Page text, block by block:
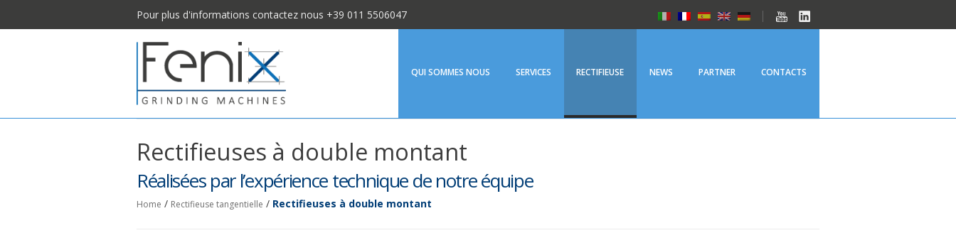
Pour plus d'informations contactez nous +39 011 5506047
QUI SOMMES NOUS SERVICES RECTIFIEUSE NEWS PARTNER CONTACTS
Rectifieuses à double montant
Réalisées par l’expérience technique de notre équipe
Home / Rectifieuse tangentielle / Rectifieuses à double montant